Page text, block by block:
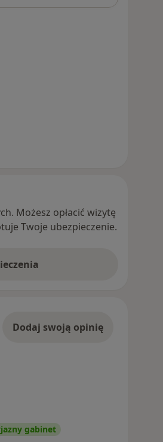
Możesz opłacić wizytę
Twoje ubezpieczenie.
Dodaj swoją opinię
gabinet